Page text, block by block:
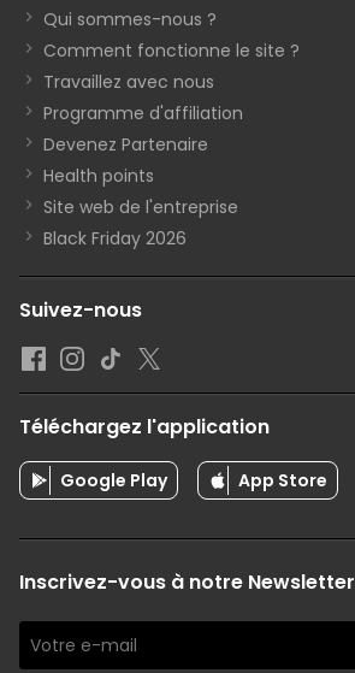
Qui sommes-nous ?
Comment fonctionne le site ?
Travaillez avec nous
Programme d'affiliation
Devenez Partenaire
Health points
Site web de l'entreprise
Black Friday 2026
Suivez-nous
Téléchargez l'application
Google Play App Store
Inscrivez-vous à notre Newsletter